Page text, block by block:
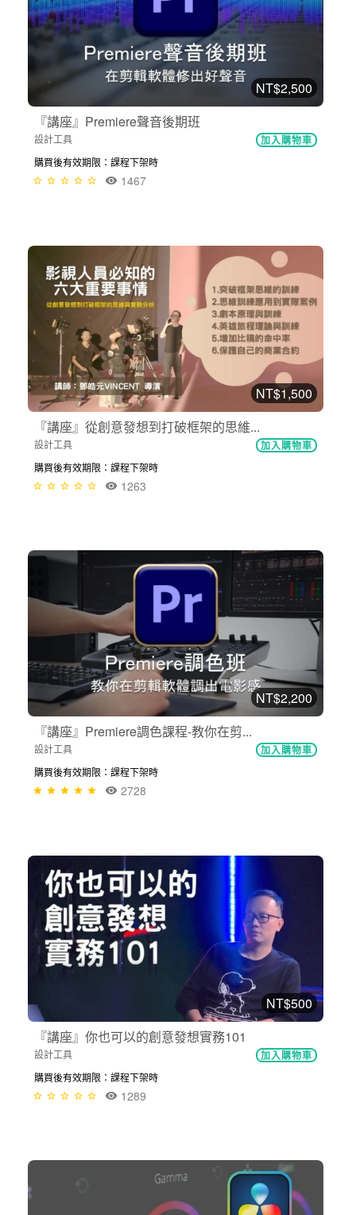
NT$2,500
『講座』Premiere聲音後期班
設計工具 加入購物車
購買後有效期限：課程下架時
1467
NT$1,500
『講座』從創意發想到打破框架的思維...
設計工具 加入購物車
購買後有效期限：課程下架時
1263
NT$2,200
『講座』Premiere調色課程-教你在剪...
設計工具 加入購物車
購買後有效期限：課程下架時
2728
NT$500
『講座』你也可以的創意發想實務101
設計工具 加入購物車
購買後有效期限：課程下架時
1289